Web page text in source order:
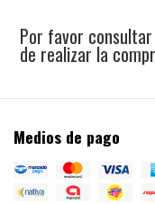
Por favor
de realizar la
Medios de pago